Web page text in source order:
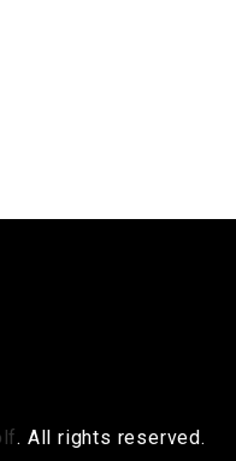
. All rights reserved.